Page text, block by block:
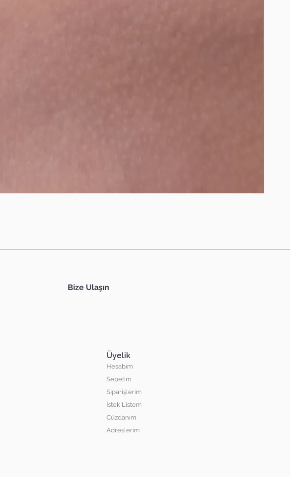
Bize Ulaşın
Hesabım
Sepetim
Siparişlerim
İstek Listem
Cüzdanım
Adreslerim
Üyelik